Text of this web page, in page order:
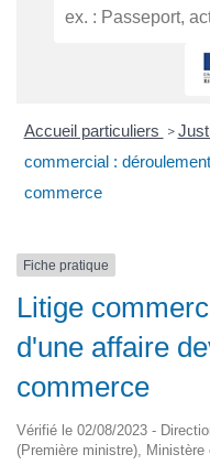
Accueil particuliers >
commercial :
commerce
Fiche pratique
Litige
d'une affaire
commerce
Vérifié le 02/08/2023 -
(Première ministre),